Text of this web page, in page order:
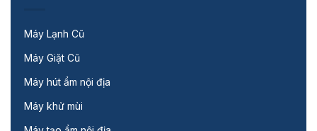
Máy Lạnh Cũ
Máy Giặt Cũ
Máy hút ẩm nội địa
Máy khử mùi